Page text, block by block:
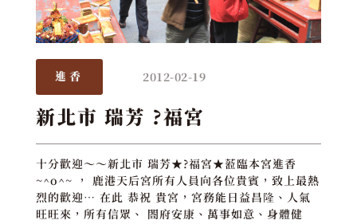
進香 2012-02-19
新北市 瑞芳 ?福宮
十分歡迎～～新北市 瑞芳★?福宮★蒞臨本宮進香
~^o^~ ， 鹿港天后宮所有人員向各位貴賓，致上最熱
烈的歡迎… 在此 恭祝 貴宮，宮務能日益昌隆、人氣
旺旺來，所有信眾、 閤府安康、萬事如意、身體健